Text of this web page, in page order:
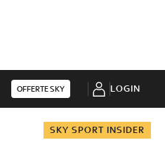
OFFERTE SKY LOGIN
SKY SPORT INSIDER